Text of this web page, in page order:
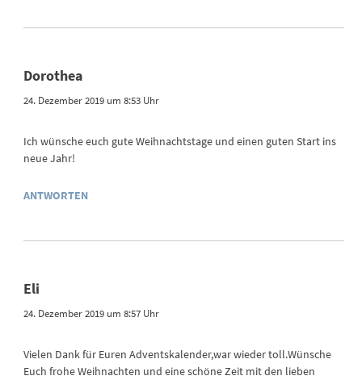
Dorothea
24. Dezember 2019 um 8:53 Uhr
Ich wünsche euch gute Weihnachtstage und einen guten Start ins
neue Jahr!
ANTWORTEN
Eli
24. Dezember 2019 um 8:57 Uhr
Vielen Dank für Euren Adventskalender,war wieder toll.Wünsche
Euch frohe Weihnachten und eine schöne Zeit mit den lieben